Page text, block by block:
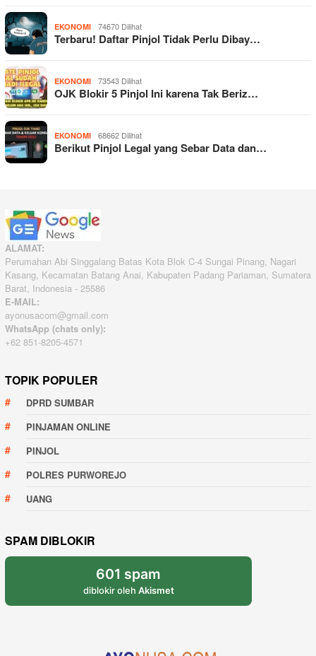
EKONOMI 74670 Dilihat
Terbaru! Daftar Pinjol Tidak Perlu Dibay…
EKONOMI 73543 Dilihat
OJK Blokir 5 Pinjol Ini karena Tak Beriz…
EKONOMI 68662 Dilihat
Berikut Pinjol Legal yang Sebar Data dan…
ALAMAT:
Perumahan Abi Singgalang Batas Kota Blok C-4 Sungai Pinang, Nagari
Kasang, Kecamatan Batang Anai, Kabupaten Padang Pariaman, Sumatera
Barat, Indonesia - 25586
E-MAIL:
ayonusacom@gmail.com
WhatsApp (chats only):
+62 851-8205-4571
TOPIK POPULER
DPRD SUMBAR
PINJAMAN ONLINE
PINJOL
POLRES PURWOREJO
UANG
SPAM DIBLOKIR
601 spam
diblokir oleh Akismet